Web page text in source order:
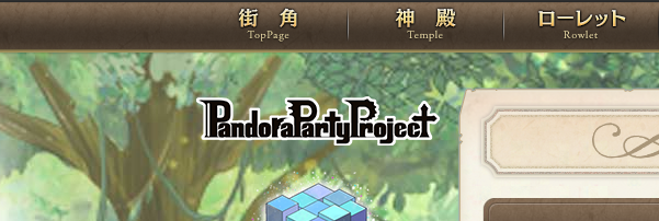
PandoraPartyProject
TOP 神殿